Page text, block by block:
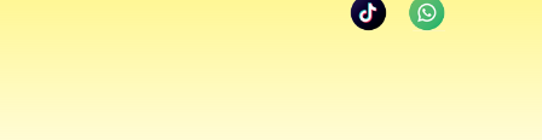
ao conselheiro Ronald Polanco, à dona Marilza, aos seus